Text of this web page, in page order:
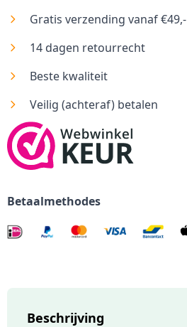
Gratis verzending vanaf €49,-
14 dagen retourrecht
Beste kwaliteit
Veilig (achteraf) betalen
Betaalmethodes
Beschrijving